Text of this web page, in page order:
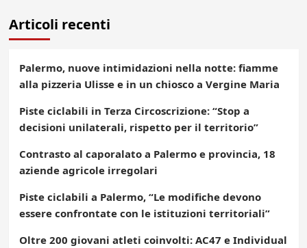
Articoli recenti
Palermo, nuove intimidazioni nella notte: fiamme
alla pizzeria Ulisse e in un chiosco a Vergine Maria
Piste ciclabili in Terza Circoscrizione: “Stop a
decisioni unilaterali, rispetto per il territorio”
Contrasto al caporalato a Palermo e provincia, 18
aziende agricole irregolari
Piste ciclabili a Palermo, “Le modifiche devono
essere confrontate con le istituzioni territoriali”
Oltre 200 giovani atleti coinvolti: AC47 e Individual